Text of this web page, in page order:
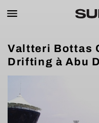
Valtteri Bottas
Drifting à Abu